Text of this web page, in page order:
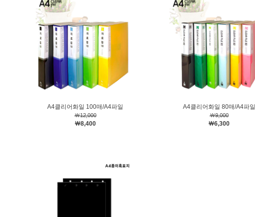
A4클리어화일 100매/A4파일
￦12,000
￦8,400
A4클리어화일 80매/A4파일
￦9,000
￦6,300